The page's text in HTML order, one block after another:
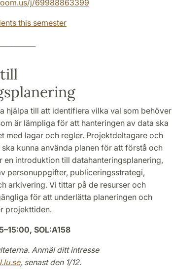
j/69988863399
this semester
hjälpa till att identifiera vilka val som behöver
är lämpliga för att hanteringen av data ska
med lagar och regler. Projektdeltagare och
kunna använda planen för att förstå och
en introduktion till datahanteringsplanering,
personuppgifter, publiceringsstrategi,
arkivering. Vi tittar på de resurser och
för att underlätta planeringen och
projekttiden.
SOL:A158
Anmäl ditt intresse
, senast den 1/12.